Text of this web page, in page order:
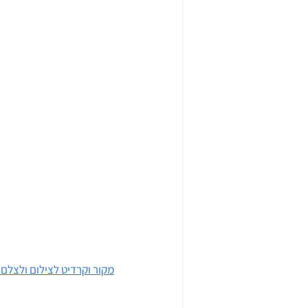
מקור וקרדיט לצילום